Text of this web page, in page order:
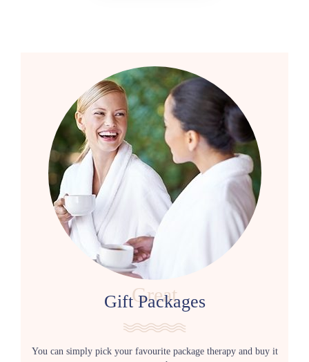
Great
Gift Packages
You can simply pick your favourite package therapy and buy it